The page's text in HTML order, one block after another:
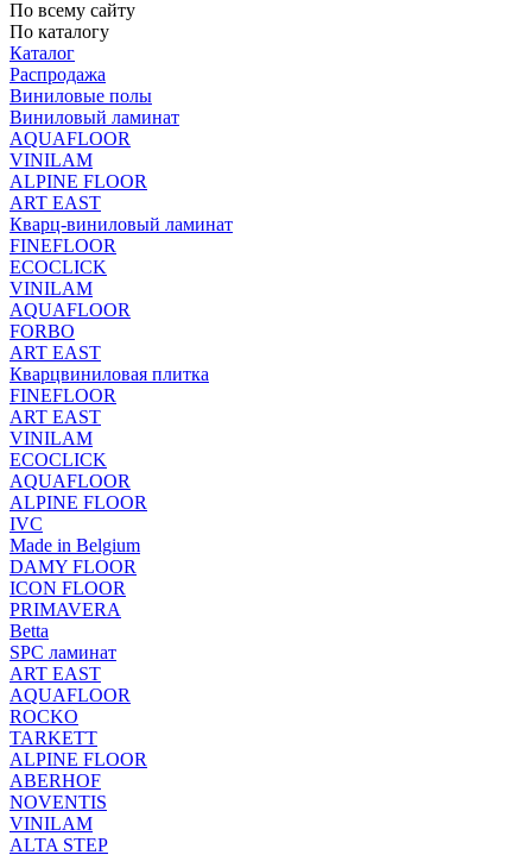
По всему сайту
По каталогу
Каталог
Распродажа
Виниловые полы
Виниловый ламинат
AQUAFLOOR
VINILAM
ALPINE FLOOR
ART EAST
Кварц-виниловый ламинат
FINEFLOOR
ECOCLICK
VINILAM
AQUAFLOOR
FORBO
ART EAST
Кварцвиниловая плитка
FINEFLOOR
ART EAST
VINILAM
ECOCLICK
AQUAFLOOR
ALPINE FLOOR
IVC
Made in Belgium
DAMY FLOOR
ICON FLOOR
PRIMAVERA
Betta
SPC ламинат
ART EAST
AQUAFLOOR
ROCKO
TARKETT
ALPINE FLOOR
ABERHOF
NOVENTIS
VINILAM
ALTA STEP